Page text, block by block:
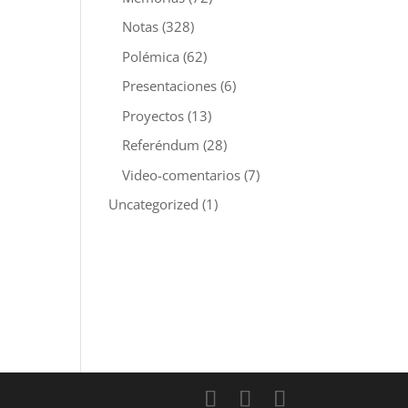
Notas (328)
Polémica (62)
Presentaciones (6)
Proyectos (13)
Referéndum (28)
Video-comentarios (7)
Uncategorized (1)